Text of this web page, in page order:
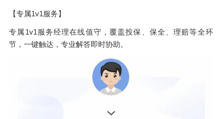
【专属1v1服务】
专属1v1服务经理在线值守，覆盖投保、保全、理赔等全环
节，一键触达，专业解答即时协助。